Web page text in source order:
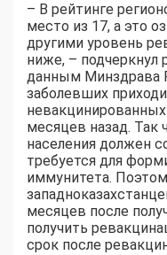
– В рейтинге
место из 17, а это
другими уровень
ниже, – подчеркнул
данным Минздрава
заболевших
месяцев назад. Так
населения должен
требуется для
иммунитета.
месяцев после
получить
срок после